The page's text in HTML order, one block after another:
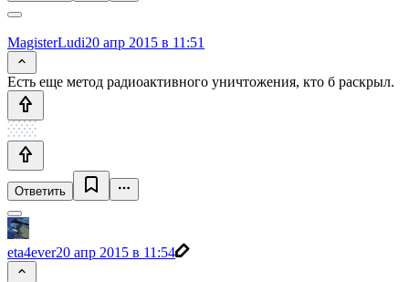
MagisterLudi20 апр 2015 в 11:51
Есть еще метод радиоактивного уничтожения, кто б раскрыл.
Ответить
eta4ever20 апр 2015 в 11:54